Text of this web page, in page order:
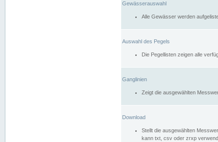
Gewässerauswahl
Alle Gewässer werden
Auswahl des Pegels
Die Pegellisten zeigen alle
Ganglinien
Zeigt die ausgewählten
Download
Stellt die ausgewählten
kann txt, csv oder zrxp